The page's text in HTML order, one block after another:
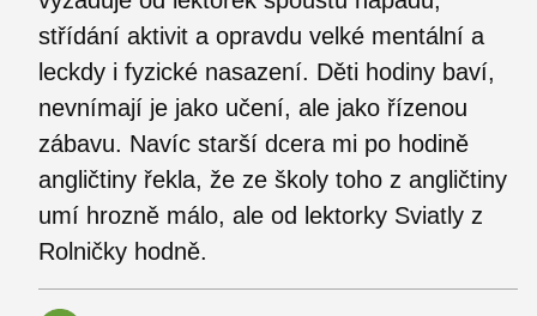
střídání aktivit a opravdu velké mentální a
leckdy i fyzické nasazení. Děti hodiny baví,
nevnímají je jako učení, ale jako řízenou
zábavu. Navíc starší dcera mi po hodině
angličtiny řekla, že ze školy toho z angličtiny
umí hrozně málo, ale od lektorky Sviatly z
Rolničky hodně.